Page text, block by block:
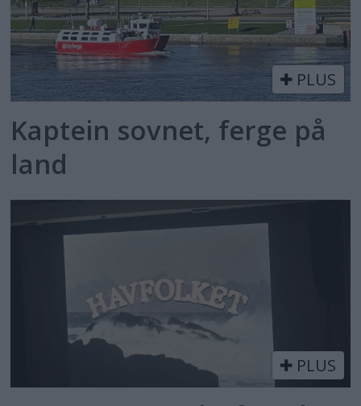
PLUS
Kaptein sovnet, ferge på
land
PLUS